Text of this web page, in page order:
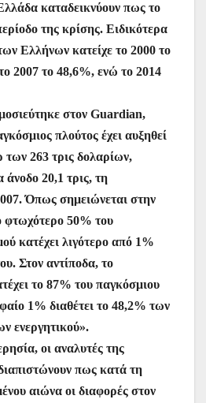
καταδεικνύουν πως το
της κρίσης. Ειδικότερα
Ελλήνων κατείχε το 2000 το
2007 το 48,6%, ενώ το 2014
στον Guardian,
πλούτος έχει αυξηθεί
των 263 τρις δολαρίων,
άνοδο 20,1 τρις, τη
Όπως σημειώνεται στην
φτωχότερο 50% του
κατέχει λιγότερο από 1%
Στον αντίποδα, το
το 87% του παγκόσμιου
1% διαθέτει το 48,2% των
ενεργητικού».
οι αναλυτές της
πως κατά τη
αιώνα οι διαφορές στον